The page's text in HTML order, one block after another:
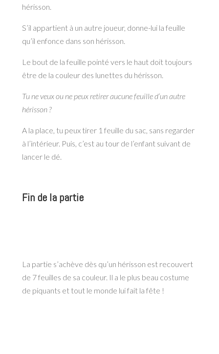
hérisson.
S’il appartient à un autre joueur, donne-lui la feuille
qu’il enfonce dans son hérisson.
Le bout de la feuille pointé vers le haut doit toujours
être de la couleur des lunettes du hérisson.
Tu ne veux ou ne peux retirer aucune feuille d’un autre
hérisson ?
A la place, tu peux tirer 1 feuille du sac, sans regarder
à l’intérieur. Puis, c’est au tour de l’enfant suivant de
lancer le dé.
Fin de la partie
La partie s’achève dès qu’un hérisson est recouvert
de 7 feuilles de sa couleur. Il a le plus beau costume
de piquants et tout le monde lui fait la fête !